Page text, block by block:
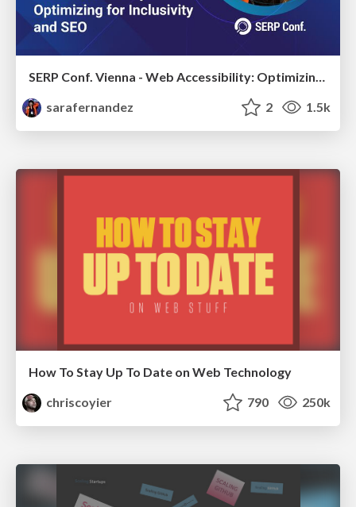
sarafernandez
2 1.5k
How To Stay Up To Date on Web Technology
chriscoyier
790 250k